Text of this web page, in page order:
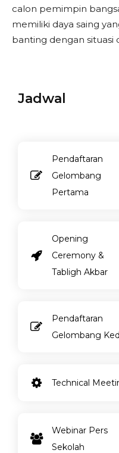
calon pemimpin
memiliki daya saing
banting dengan situasi
Jadwal
Pendaftaran
Gelombang
Pertama
Opening
Ceremony &
Tabligh Akbar
Pendaftaran
Gelombang
Technical
Webinar Pers
Sekolah